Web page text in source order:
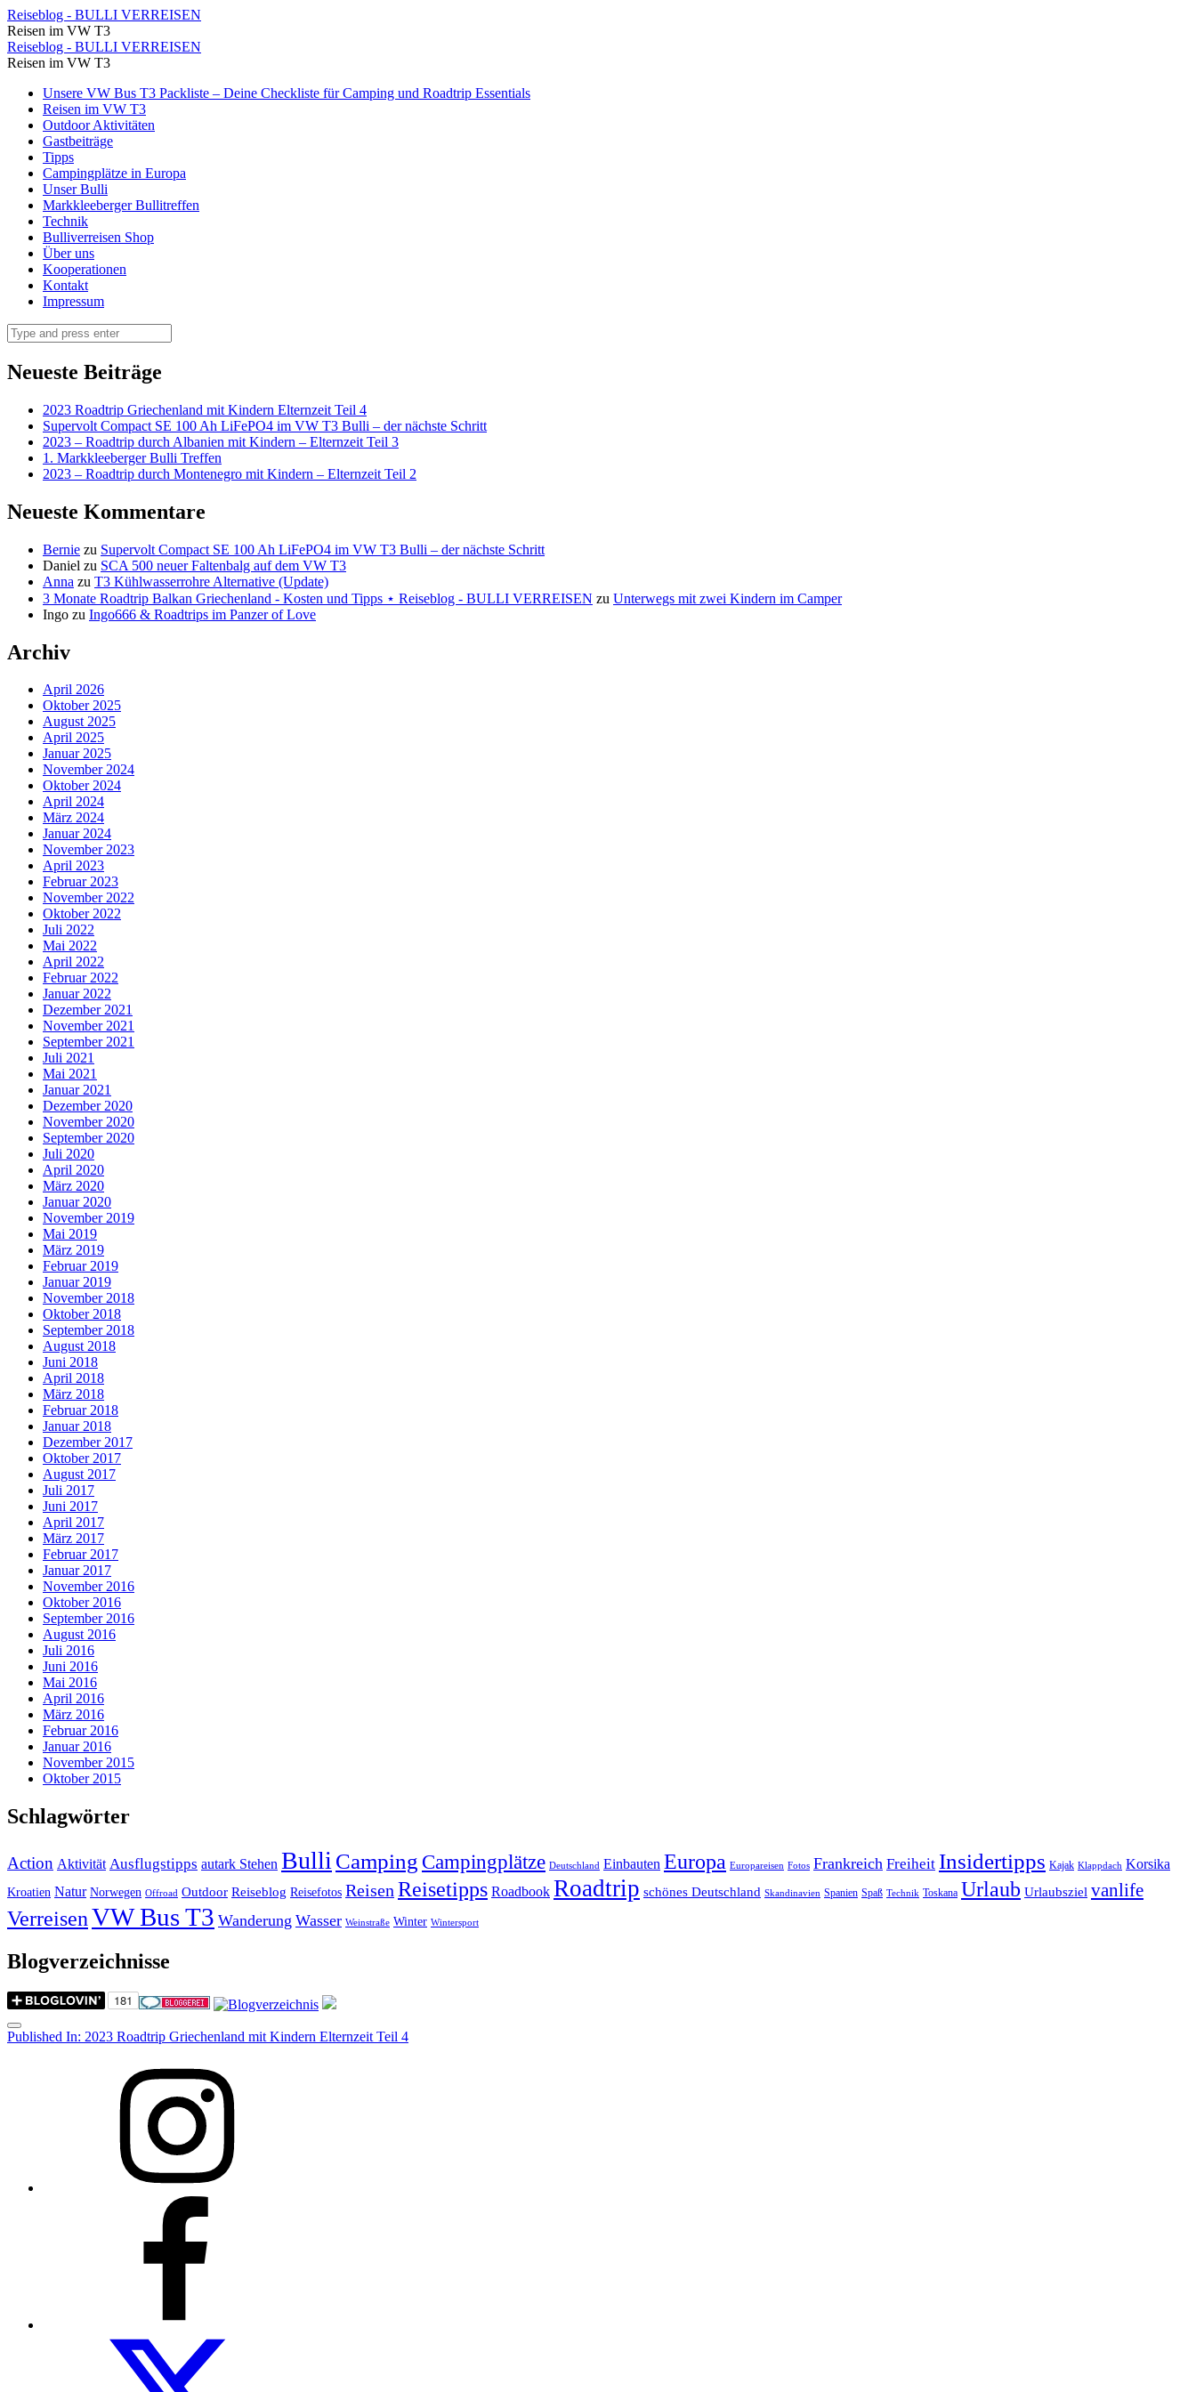
Besichtigung
Meteora
Kloster
Varlaám
mit
Kindern
Insider
Tipps
(3)
Reiseblog
BULLI
VERREISEN
Reiseblog - BULLI VERREISEN
Reisen im VW T3
Besichtigung
Meteora
Kloster
Varlaám
mit
Kindern
Insider
Tipps
(3)
Reiseblog
BULLI
VERREISEN
Reiseblog - BULLI VERREISEN
Reisen im VW T3
Skip
content
Unsere VW Bus T3 Packliste – Deine Checkliste für Camping und Roadtrip Essentials
Reisen im VW T3
Outdoor Aktivitäten
Gastbeiträge
Tipps
Campingplätze in Europa
Unser Bulli
Markkleeberger Bullitreffen
Technik
Bulliverreisen Shop
Über uns
Kooperationen
Kontakt
Impressum
Search
Neueste Beiträge
2023 Roadtrip Griechenland mit Kindern Elternzeit Teil 4
Supervolt Compact SE 100 Ah LiFePO4 im VW T3 Bulli – der nächste Schritt
2023 – Roadtrip durch Albanien mit Kindern – Elternzeit Teil 3
1. Markkleeberger Bulli Treffen
2023 – Roadtrip durch Montenegro mit Kindern – Elternzeit Teil 2
Neueste Kommentare
Bernie zu Supervolt Compact SE 100 Ah LiFePO4 im VW T3 Bulli – der nächste Schritt
Daniel zu SCA 500 neuer Faltenbalg auf dem VW T3
Anna zu T3 Kühlwasserrohre Alternative (Update)
3 Monate Roadtrip Balkan Griechenland - Kosten und Tipps ⋆ Reiseblog - BULLI VERREISEN zu Unterwegs mit zwei Kindern im Camper
Ingo zu Ingo666 & Roadtrips im Panzer of Love
Archiv
April 2026
Oktober 2025
August 2025
April 2025
Januar 2025
November 2024
Oktober 2024
April 2024
März 2024
Januar 2024
November 2023
April 2023
Februar 2023
November 2022
Oktober 2022
Juli 2022
Mai 2022
April 2022
Februar 2022
Januar 2022
Dezember 2021
November 2021
September 2021
Juli 2021
Mai 2021
Januar 2021
Dezember 2020
November 2020
September 2020
Juli 2020
April 2020
März 2020
Januar 2020
November 2019
Mai 2019
März 2019
Februar 2019
Januar 2019
November 2018
Oktober 2018
September 2018
August 2018
Juni 2018
April 2018
März 2018
Februar 2018
Januar 2018
Dezember 2017
Oktober 2017
August 2017
Juli 2017
Juni 2017
April 2017
März 2017
Februar 2017
Januar 2017
November 2016
Oktober 2016
September 2016
August 2016
Juli 2016
Juni 2016
Mai 2016
April 2016
März 2016
Februar 2016
Januar 2016
November 2015
Oktober 2015
Schlagwörter
Action Aktivität Ausflugstipps autark Stehen BulliCamping Campingplätze Deutschland Einbauten Europa Europareisen Fotos Frankreich Freiheit Insidertipps Kajak Klappdach Korsika
Kroatien Natur Norwegen Offroad Outdoor Reiseblog Reisefotos ReisenReisetipps Roadbook Roadtrip schönes Deutschland Skandinavien Spanien Spaß Technik Toskana Urlaub Urlaubsziel vanlife
VerreisenVW Bus T3 Wanderung Wasser Weinstraße Winter Wintersport
Blogverzeichnisse
Menu
Post
Published In: 2023 Roadtrip Griechenland mit Kindern Elternzeit Teil 4